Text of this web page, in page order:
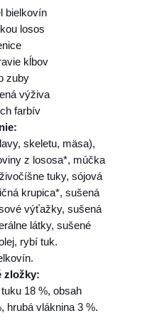
bielkovín
losos
kĺbov
zuby
výživa
farbív
skeletu, mäsa),
z lososa*, múčka
tuky, sójová
krupica*, sušená
výťažky, sušená
látky, sušené
rybí tuk.
zložky:
18 %, obsah
hrubá vláknina 3 %.